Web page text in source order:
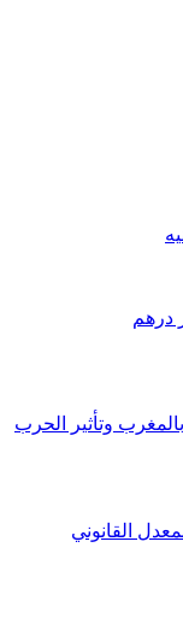
وتأثير الحرب
القانوني